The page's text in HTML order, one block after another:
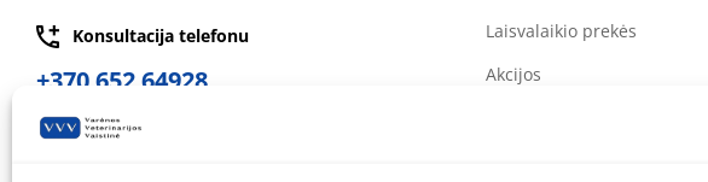
Konsultacija telefonu
+370 652 64928
Laisvalaikio prekės
Akcijos